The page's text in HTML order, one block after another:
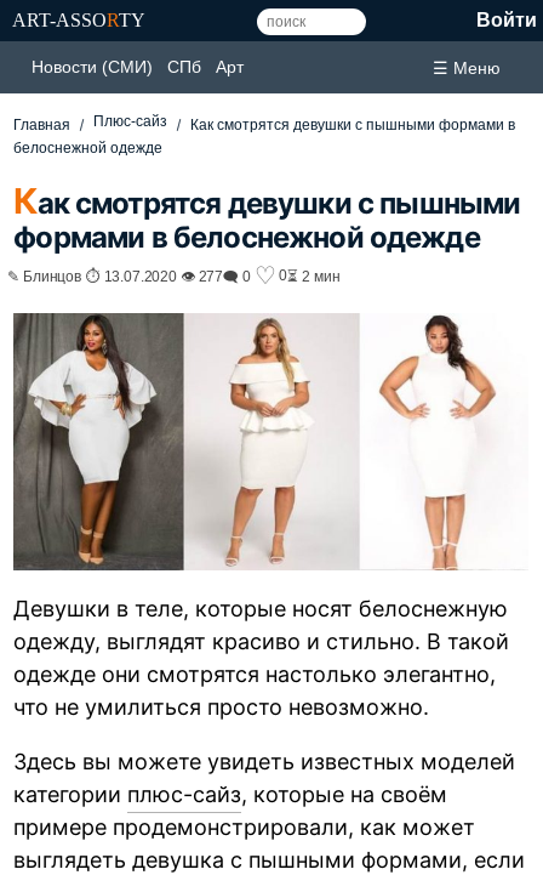
ART-ASSORTY Войти
Новости (СМИ) СПб Арт ☰ Меню
Главная Плюс-сайз
Как смотрятся девушки с пышными формами в
белоснежной одежде
Как смотрятся девушки с пышными
формами в белоснежной одежде
✎ Блинцов ⏱ 13.07.2020 👁 277🗨 0 ♡ 0⏳ 2 мин
Девушки в теле, которые носят белоснежную
одежду, выглядят красиво и стильно. В такой
одежде они смотрятся настолько элегантно,
что не умилиться просто невозможно.
Здесь вы можете увидеть известных моделей
категории плюс-сайз, которые на своём
примере продемонстрировали, как может
выглядеть девушка с пышными формами, если